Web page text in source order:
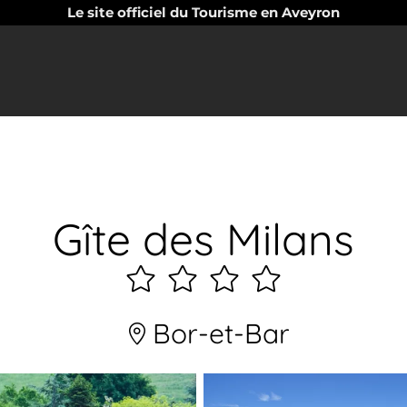
Le site officiel du Tourisme en Aveyron
Gîte des Milans
4
étoiles
Bor-et-Bar